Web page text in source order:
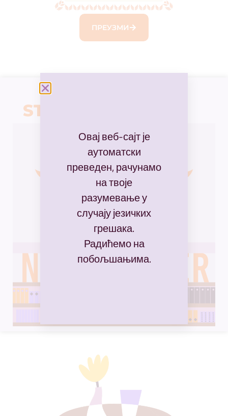
ПРЕУЗМИ
STAY INFORMED
Овај веб-сајт је
аутоматски
преведен, рачунамо
на твоје
разумевање у
случају језичких
грешака.
Радићемо на
побољшањима.